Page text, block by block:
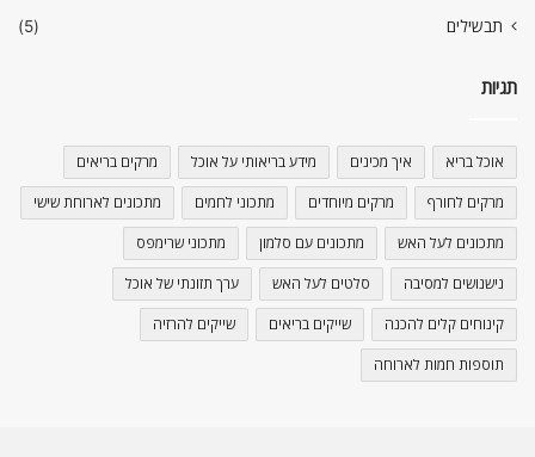
תבשילים
(5)
תגיות
אוכל בריא איך מכינים מידע בריאותי על אוכל מרקים בריאים
מרקים לחורף מרקים מיוחדים מתכוני לחמים מתכונים לארוחת שישי
מתכונים לעל האש מתכונים עם סלמון מתכוני שרימפס
נישנושים למסיבה סלטים לעל האש ערך תזונתי של אוכל
קינוחים קלים להכנה שייקים בריאים שייקים להרזיה
תוספות חמות לארוחה